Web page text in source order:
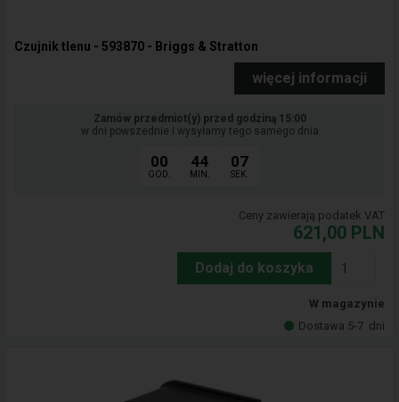
Czujnik tlenu - 593870 - Briggs & Stratton
więcej informacji
Zamów przedmiot(y) przed godziną 15:00
w dni powszednie i wysyłamy tego samego dnia
00
GOD.
44
MIN.
06
SEK.
Ceny zawierają podatek VAT
621,00 PLN
Dodaj do koszyka
W magazynie
Dostawa 5-7 dni